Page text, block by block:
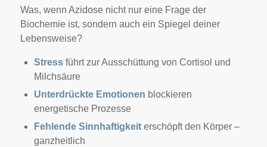
Was, wenn Azidose nicht nur eine Frage der
Biochemie ist, sondern auch ein Spiegel deiner
Lebensweise?
Stressführt zur Ausschüttung von Cortisol und
Milchsäure
Unterdrückte Emotionen blockieren
energetische Prozesse
Fehlende Sinnhaftigkeiterschöpft den Körper –
ganzheitlich